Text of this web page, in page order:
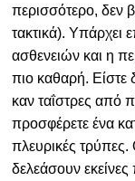
περισσότερο, δεν
τακτικά). Υπάρχει
ασθενειών και η
πιο καθαρή. Είστε
καν ταΐστρες από
προσφέρετε ένα
πλευρικές
δελεάσουν